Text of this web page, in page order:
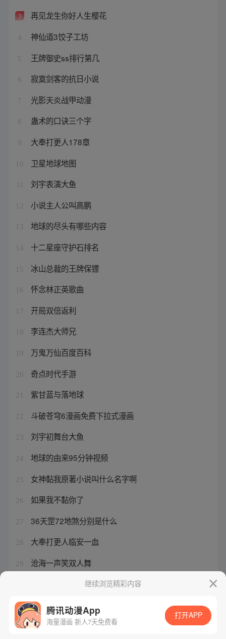
3 再见龙生你好人生樱花
4 神仙道3饺子工坊
5 王牌御史ss排行第几
6 寂寞剑客的抗日小说
7 光影天炎战甲动漫
8 蛊术的口诀三个字
9 大奉打更人178章
10 卫星地球地图
刘宇表演大鱼
12 小说主人公叫高鹏
13 地球的尽头有哪些内容
14 十二星座守护石排名
15 冰山总裁的王牌保镖
16 怀念林正英歌曲
17 开局双倍返利
18 李连杰大师兄
19 万鬼万仙百度百科
20 奇点时代手游
21 紫甘蓝与落地球
22 斗破苍穹6漫画免费下拉式漫画
23 刘宇初舞台大鱼
24 地球的由来95分钟视频
25 女神黏我原著小说叫什么名字啊
26 如果我不黏你了
27 36天罡72地煞分别是什么
28 大奉打更人临安一血
29 沧海一声笑双人舞
ai梦想曲200字读后感继续浏览精彩内容
腾讯动漫App
海量漫画 新人7天免费看
打开APP